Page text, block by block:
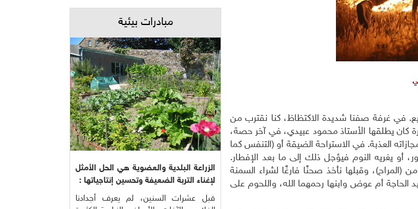
في غرفة صفنا شديدة الاكتظاظ، كنا نقترب من
كان يطلقها الأستاذ محمود عبيدي، في آخر حصة،
العذبة. في الاستراحة الضيقة أو (التنفس كما
أو يغريه النوم فيؤجل ذلك إلى ما بعد الإفطار.
(المراح)، وقبلها نأخذ صحنًا فارغًا لشراء السمنة
الحاجة أم عوض وابنها رحمهما الله، واللحوم على
مبادرات بيئية
الزراعة البلدية والعضوية هي الحل الأمثل
لإغناء التربة الضعيفة وتحسين إنتاجياتها :
قبل عشرات السنين، لم يعرف أجدادنا